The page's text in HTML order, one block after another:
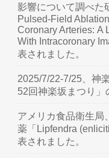
影響について調べた
Pulsed-Field
Coronary Arteries: A
With Intracoronary
表されました。
2025/7/22-7/25、神
52回神楽坂まつり」
アメリカ食品衛生局
薬「Lipfendra
表されました。